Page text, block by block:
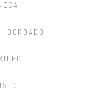
BORDADO